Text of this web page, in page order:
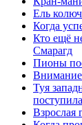
Ель
Когда
Кто ещё
Смарагд
Пионы
Туя
поступила
Взрослая